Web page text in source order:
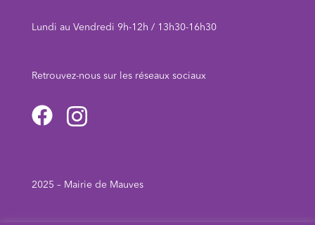
Lundi au Vendredi 9h-12h / 13h30-16h30
Retrouvez-nous sur les réseaux sociaux
2025 – Mairie de Mauves